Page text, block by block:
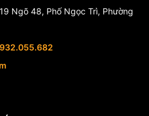
Ngõ 48, Phố Ngọc Trì, Phường